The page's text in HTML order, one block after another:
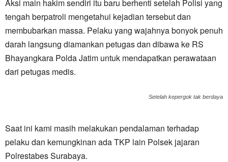
Aksi main hakim sendiri itu baru berhenti setelah Polisi yang
tengah berpatroli mengetahui kejadian tersebut dan
membubarkan massa. Pelaku yang wajahnya bonyok penuh
darah langsung diamankan petugas dan dibawa ke RS
Bhayangkara Polda Jatim untuk mendapatkan perawataan
dari petugas medis.
Setelah kepergok tak berdaya
Saat ini kami masih melakukan pendalaman terhadap
pelaku dan kemungkinan ada TKP lain Polsek jajaran
Polrestabes Surabaya.